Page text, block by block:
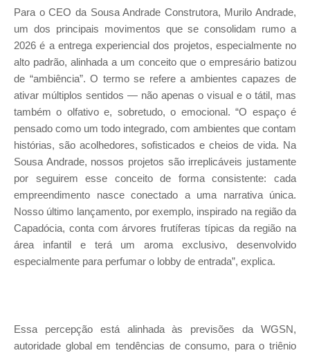
Para o CEO da Sousa Andrade Construtora, Murilo Andrade,
um dos principais movimentos que se consolidam rumo a
2026 é a entrega experiencial dos projetos, especialmente no
alto padrão, alinhada a um conceito que o empresário batizou
de “ambiência”. O termo se refere a ambientes capazes de
ativar múltiplos sentidos — não apenas o visual e o tátil, mas
também o olfativo e, sobretudo, o emocional. “O espaço é
pensado como um todo integrado, com ambientes que contam
histórias, são acolhedores, sofisticados e cheios de vida. Na
Sousa Andrade, nossos projetos são irreplicáveis justamente
por seguirem esse conceito de forma consistente: cada
empreendimento nasce conectado a uma narrativa única.
Nosso último lançamento, por exemplo, inspirado na região da
Capadócia, conta com árvores frutíferas típicas da região na
área infantil e terá um aroma exclusivo, desenvolvido
especialmente para perfumar o lobby de entrada”, explica.
Essa percepção está alinhada às previsões da WGSN,
autoridade global em tendências de consumo, para o triênio